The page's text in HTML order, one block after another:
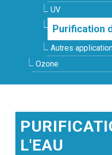
UV
Purification
Autres
Ozone
L'EAU